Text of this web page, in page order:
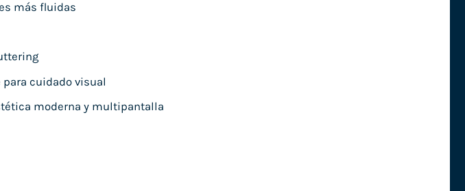
más fluidas
para cuidado visual
moderna y multipantalla